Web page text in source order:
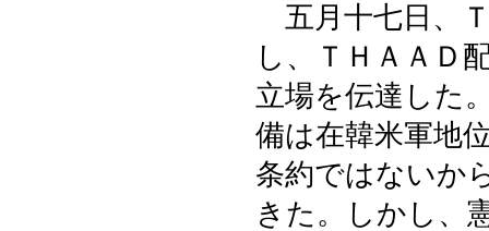
五月十七日、
し、ＴＨＡＡＤ
立場を伝達した
備は在韓米軍地
条約ではないか
きた。しかし、